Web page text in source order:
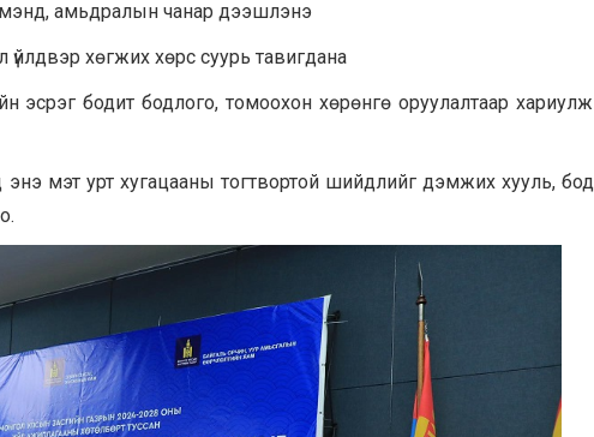
мэнд, амьдралын чанар дээшлэнэ
хөгжих хөрс суурь тавигдана
эсрэг бодит бодлого, томоохон хөрөнгө оруулалтаар
энэ мэт урт хугацааны тогтвортой шийдлийг дэмжих хууль,